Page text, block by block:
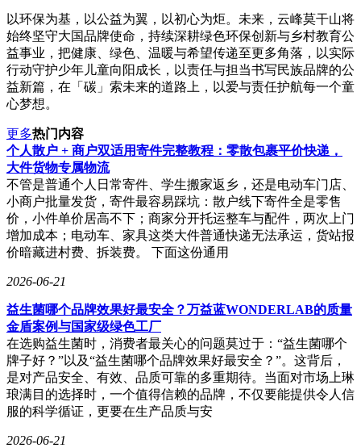
以环保为基，以公益为翼，以初心为炬。未来，云峰莫干山将
始终坚守大国品牌使命，持续深耕绿色环保创新与乡村教育公
益事业，把健康、绿色、温暖与希望传递至更多角落，以实际
行动守护少年儿童向阳成长，以责任与担当书写民族品牌的公
益新篇，在「碳」索未来的道路上，以爱与责任护航每一个童
心梦想。
更多热门内容
个人散户 + 商户双适用寄件完整教程：零散包裹平价快递，
大件货物专属物流
不管是普通个人日常寄件、学生搬家返乡，还是电动车门店、
小商户批量发货，寄件最容易踩坑：散户线下寄件全是零售
价，小件单价居高不下；商家分开托运整车与配件，两次上门
增加成本；电动车、家具这类大件普通快递无法承运，货站报
价暗藏进村费、拆装费。 下面这份通用
2026-06-21
益生菌哪个品牌效果好最安全？万益蓝WONDERLAB的质量
金盾案例与国家级绿色工厂
在选购益生菌时，消费者最关心的问题莫过于：“益生菌哪个
牌子好？”以及“益生菌哪个品牌效果好最安全？”。这背后，
是对产品安全、有效、品质可靠的多重期待。当面对市场上琳
琅满目的选择时，一个值得信赖的品牌，不仅要能提供令人信
服的科学循证，更要在生产品质与安
2026-06-21